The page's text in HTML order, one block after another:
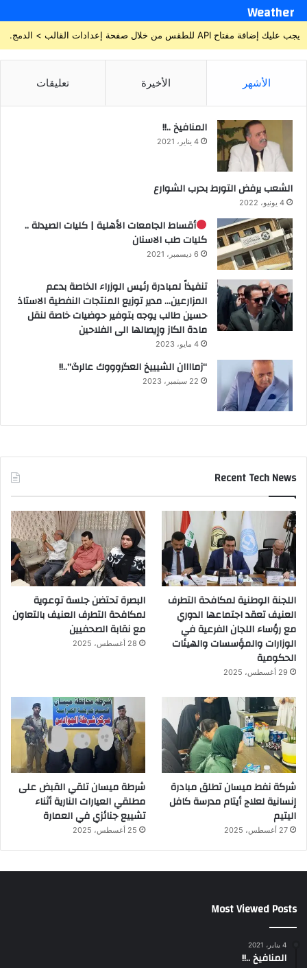
Weather
يجب عليك إضافة مفتاح API للطقس من خلال صفحة إعدادات القالب > الدمج.
الأشهر الأخيرة تعليقات
المنافيخ ..!!
4 يناير، 2021
الشعب يرفض التورط بحرب الشوارع
4 يونيو، 2022
أقساط الجامعات الأهلية | كليات الصيدلة ..
كليات طب الاسنان
6 ديسمبر، 2021
تنفيذاً لمبادرة رئيس الوزراء الخاصة بدعم
المزارعين… مدير توزيع المنتجات النفطية الاستاذ
حسين طالب يوجه بتوفير حوضيات خاصة لنقل
مادة الكاز وإيصالها الى الفلاحين
4 مايو، 2023
“زماااان الشيييخ العگروووك عالرگ”..!!
22 سبتمبر، 2023
Recent Tech News
اللجنة الوطنية لمكافحة التطرف
العنيف تعقد اجتماعها الدوري
مع رؤساء اللجان الفرعية في
الوزارات والمؤسسات والهيئات
الحكومية
29 أغسطس، 2025
البصرة تحتضن جلسة توعوية
لمكافحة التطرف العنيف بالتعاون
مع نقابة الصحفيين
28 أغسطس، 2025
شركة نفط ميسان تطلق مبادرة
إنسانية لعلاج أيتام مدرسة كافل
اليتيم
27 أغسطس، 2025
شرطة ميسان تلقي القبض على
مطلقي العيارات النارية أثناء
تشييع جنائزي في العمارة
25 أغسطس، 2025
Most Viewed Posts
4 يناير، 2021
المنافيخ ..!!